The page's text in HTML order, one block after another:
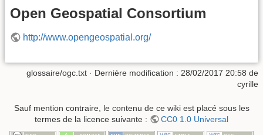
Open Geospatial Consortium
http://www.opengeospatial.org/
glossaire/ogc.txt · Dernière modification : 28/02/2017 20:58 de
cyrille
Sauf mention contraire, le contenu de ce wiki est placé sous les
termes de la licence suivante :
CC0 1.0 Universal